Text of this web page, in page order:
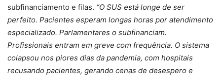
subfinanciamento e filas. “O SUS está longe de ser
perfeito. Pacientes esperam longas horas por atendimento
especializado. Parlamentares o subfinanciam.
Profissionais entram em greve com frequência. O sistema
colapsou nos piores dias da pandemia, com hospitais
recusando pacientes, gerando cenas de desespero e